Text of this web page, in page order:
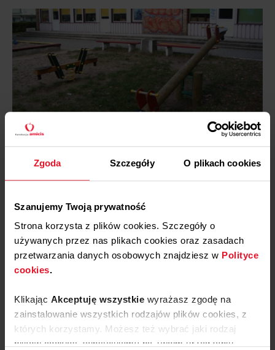
Zgoda Szczegóły O plikach cookies
Szanujemy Twoją prywatność
Strona korzysta z plików cookies. Szczegóły o
używanych przez nas plikach cookies oraz zasadach
przetwarzania danych osobowych znajdziesz w Polityce
cookies.
Klikając Akceptuję wszystkie wyrażasz zgodę na
zainstalowanie wszystkich rodzajów plików cookies, z
których korzystamy. Możesz też wybrać jaki rodzaj
plików cookies zainstalujemy na Twoim urządzeniu,
Aktualności
15 KWIETNIA, 2026
Amicis wspiera Bieg na Tak!